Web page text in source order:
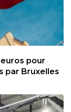
pour
par Bruxelles